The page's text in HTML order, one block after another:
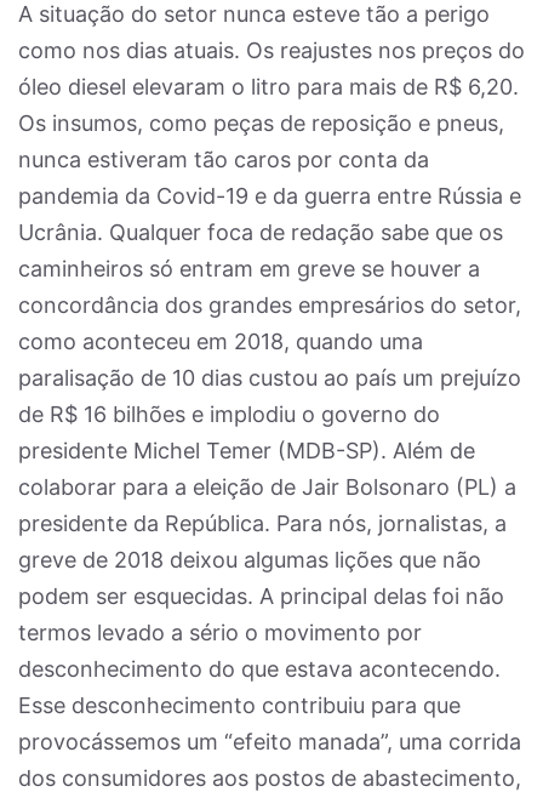
A situação do setor nunca esteve tão a perigo
como nos dias atuais. Os reajustes nos preços do
óleo diesel elevaram o litro para mais de R$ 6,20.
Os insumos, como peças de reposição e pneus,
nunca estiveram tão caros por conta da
pandemia da Covid-19 e da guerra entre Rússia e
Ucrânia. Qualquer foca de redação sabe que os
caminheiros só entram em greve se houver a
concordância dos grandes empresários do setor,
como aconteceu em 2018, quando uma
paralisação de 10 dias custou ao país um prejuízo
de R$ 16 bilhões e implodiu o governo do
presidente Michel Temer (MDB-SP). Além de
colaborar para a eleição de Jair Bolsonaro (PL) a
presidente da República. Para nós, jornalistas, a
greve de 2018 deixou algumas lições que não
podem ser esquecidas. A principal delas foi não
termos levado a sério o movimento por
desconhecimento do que estava acontecendo.
Esse desconhecimento contribuiu para que
provocássemos um “efeito manada”, uma corrida
dos consumidores aos postos de abastecimento,